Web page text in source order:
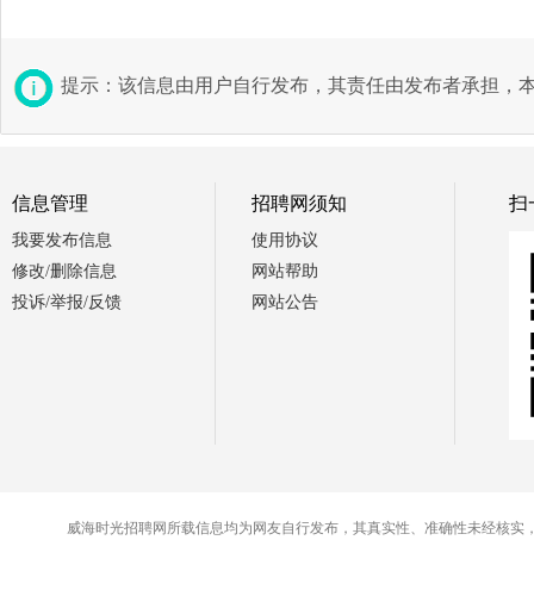
提示：该信息由用户自行发布，其责任由发布者承担，
信息管理
我要发布信息
修改/删除信息
投诉/举报/反馈
招聘网须知
使用协议
网站帮助
网站公告
扫
威海时光招聘网所载信息均为网友自行发布，其真实性、准确性未经核